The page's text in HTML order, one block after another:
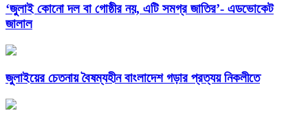
‘জুলাই কোনো দল বা গোষ্ঠীর নয়, এটি সমগ্র জাতির’- এডভোকেট
জালাল
জুলাইয়ের চেতনায় বৈষম্যহীন বাংলাদেশ গড়ার প্রত্যয় নিকলীতে